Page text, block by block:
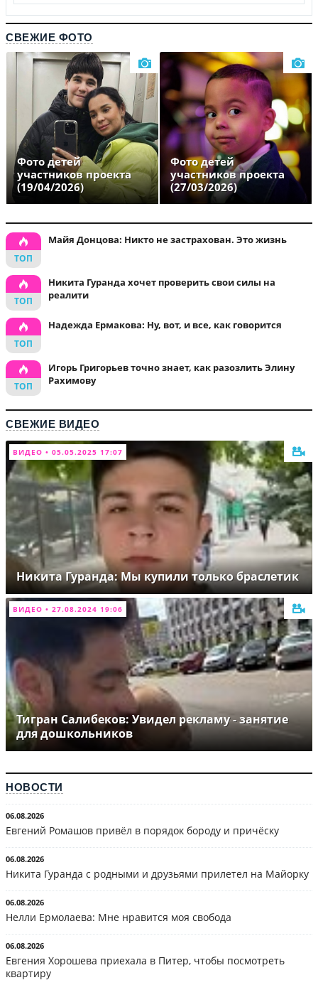
СВЕЖИЕ ФОТО
Фото детей
участников проекта
(19/04/2026)
Фото детей
участников проекта
(27/03/2026)
Майя Донцова: Никто не застрахован. Это жизнь
Никита Гуранда хочет проверить свои силы на
реалити
Надежда Ермакова: Ну, вот, и все, как говорится
Игорь Григорьев точно знает, как разозлить Элину
Рахимову
СВЕЖИЕ ВИДЕО
ВИДЕО • 05.05.2025 17:07
Никита Гуранда: Мы купили только браслетик
ВИДЕО • 27.08.2024 19:06
Тигран Салибеков: Увидел рекламу - занятие
для дошкольников
НОВОСТИ
06.08.2026
Евгений Ромашов привёл в порядок бороду и причёску
06.08.2026
Никита Гуранда с родными и друзьями прилетел на Майорку
06.08.2026
Нелли Ермолаева: Мне нравится моя свобода
06.08.2026
Евгения Хорошева приехала в Питер, чтобы посмотреть
квартиру